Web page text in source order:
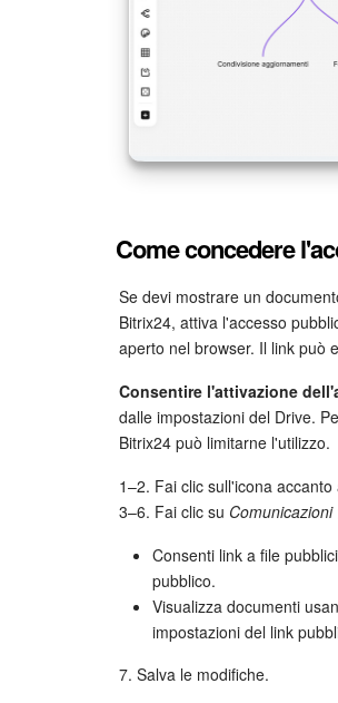
Come concedere
Se devi mostrare un
Bitrix24, attiva l'accesso
aperto nel browser. Il link può
Consentire l'attivazione
dalle impostazioni del Drive.
Bitrix24 può limitarne l'utilizzo.
1–2. Fai clic sull'icona
3–6. Fai clic su Comunicazioni
Consenti link a file
pubblico.
Visualizza documenti
impostazioni del link
7. Salva le modifiche.